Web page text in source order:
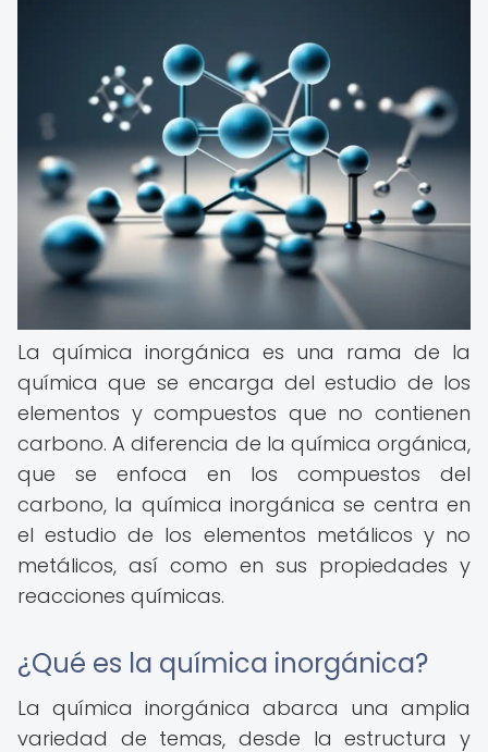
La química inorgánica es una rama de la
química que se encarga del estudio de los
elementos y compuestos que no contienen
carbono. A diferencia de la química orgánica,
que se enfoca en los compuestos del
carbono, la química inorgánica se centra en
el estudio de los elementos metálicos y no
metálicos, así como en sus propiedades y
reacciones químicas.
¿Qué es la química inorgánica?
La química inorgánica abarca una amplia
variedad de temas, desde la estructura y